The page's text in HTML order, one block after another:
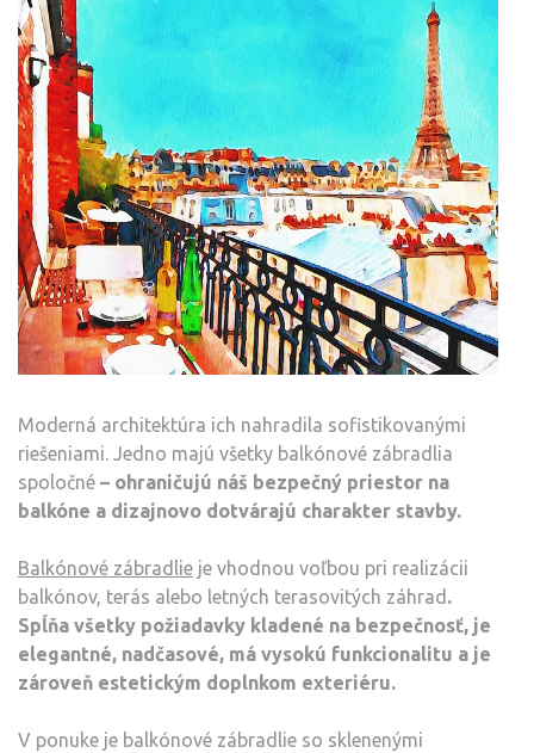
Moderná architektúra ich nahradila sofistikovanými
riešeniami. Jedno majú všetky balkónové zábradlia
spoločné – ohraničujú náš bezpečný priestor na
balkóne a dizajnovo dotvárajú charakter stavby.
Balkónové zábradlie je vhodnou voľbou pri realizácii
balkónov, terás alebo letných terasovitých záhrad .
Spĺňa všetky požiadavky kladené na bezpečnosť, je
elegantné, nadčasové, má vysokú funkcionalitu a je
zároveň estetickým doplnkom exteriéru.
V ponuke je balkónové zábradlie so sklenenými